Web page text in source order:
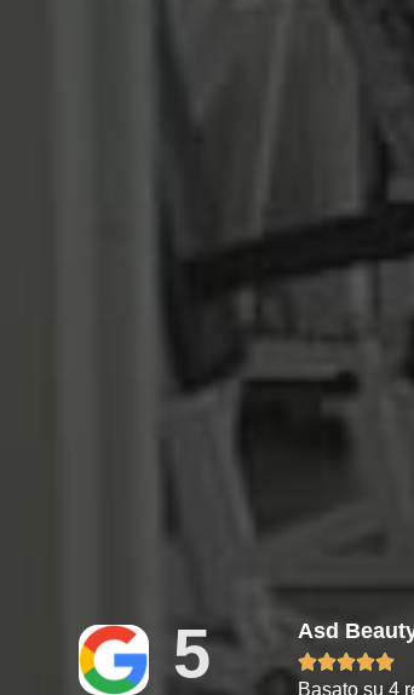
5 Asd

Basato su 4